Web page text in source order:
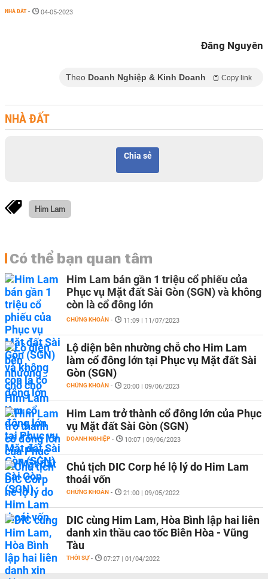
NHÀ ĐẤT - 04-05-2023
Đăng Nguyên
Theo Doanh Nghiệp & Kinh Doanh Copy link
NHÀ ĐẤT
Chia sẻ
Him Lam
Có thể bạn quan tâm
Him Lam bán gần 1 triệu cổ phiếu của
Phục vụ Mặt đất Sài Gòn (SGN) và không
còn là cổ đông lớn
CHỨNG KHOÁN - 11:09 | 11/07/2023
Lộ diện bên nhường chỗ cho Him Lam
làm cổ đông lớn tại Phục vụ Mặt đất Sài
Gòn (SGN)
CHỨNG KHOÁN - 20:00 | 09/06/2023
Him Lam trở thành cổ đông lớn của Phục
vụ Mặt đất Sài Gòn (SGN)
DOANH NGHIỆP - 10:07 | 09/06/2023
Chủ tịch DIC Corp hé lộ lý do Him Lam
thoái vốn
CHỨNG KHOÁN - 21:00 | 09/05/2022
DIC cùng Him Lam, Hòa Bình lập hai liên
danh xin thầu cao tốc Biên Hòa - Vũng
Tàu
THỜI SỰ - 07:27 | 01/04/2022